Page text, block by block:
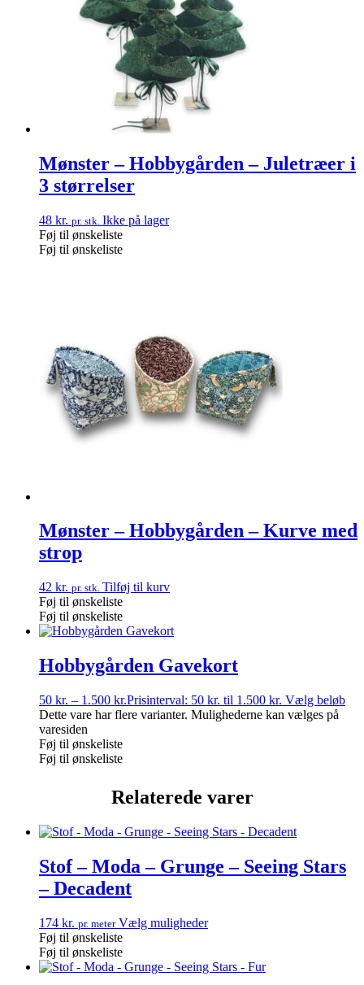
Mønster – Hobbygården – Juletræer i
3 størrelser
48 kr. pr. stk. Ikke på lager
Føj til ønskeliste
Føj til ønskeliste
Mønster – Hobbygården – Kurve med
strop
42 kr. pr. stk. Tilføj til kurv
Føj til ønskeliste
Føj til ønskeliste
Hobbygården Gavekort
50 kr. – 1.500 kr.Prisinterval: 50 kr. til 1.500 kr. Vælg beløb
Dette vare har flere varianter. Mulighederne kan vælges på
varesiden
Føj til ønskeliste
Føj til ønskeliste
Relaterede varer
Stof – Moda – Grunge – Seeing Stars
– Decadent
174 kr. pr. meter Vælg muligheder
Føj til ønskeliste
Føj til ønskeliste